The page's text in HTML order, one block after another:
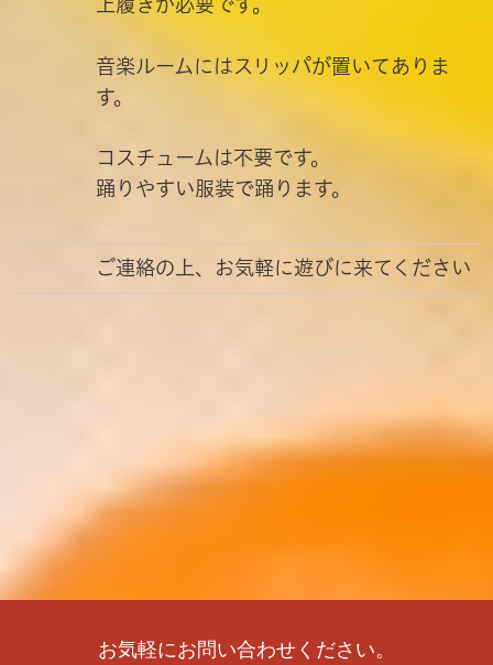
音楽ルームにはスリッパが置いてありま
す。
コスチュームは不要です。
踊りやすい服装で踊ります。
ご連絡の上、お気軽に遊びに来てください
お気軽にお問い合わせください。